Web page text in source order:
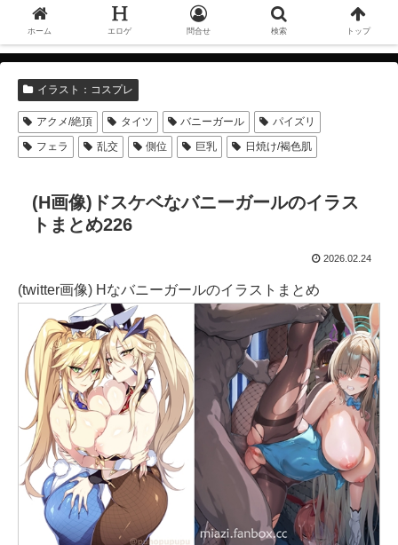
イラスト：コスプレ
アクメ/絶頂 タイツ バニーガール
パイズリ
フェラ
乱交 側位 巨乳 日焼け/褐色肌
(H画像)ドスケベなバニーガールのイラス
トまとめ226
2026.02.24
(twitter画像) Hなバニーガールのイラストまとめ
ホーム エロゲ 問合せ 検索 トップ